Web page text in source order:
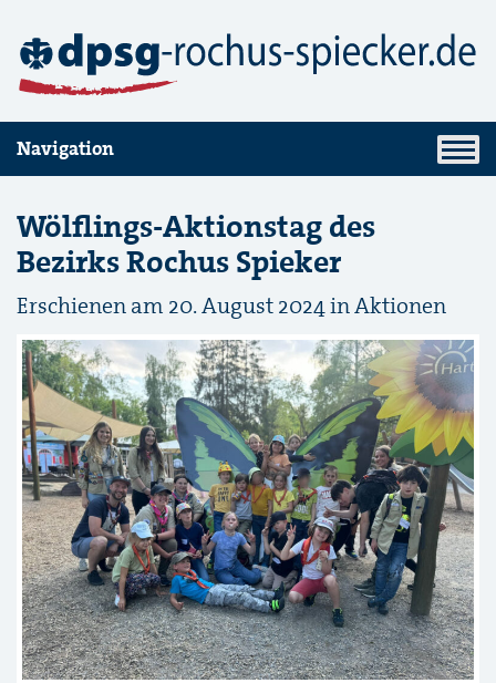
Navigation
Wölflings-Aktionstag des
Bezirks Rochus Spieker
Erschienen am 20. August 2024 inAktionen